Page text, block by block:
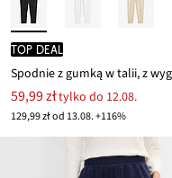
TOP DEAL
59,99 złtylko do 12.08.
129,99 zł od 13.08. +116%